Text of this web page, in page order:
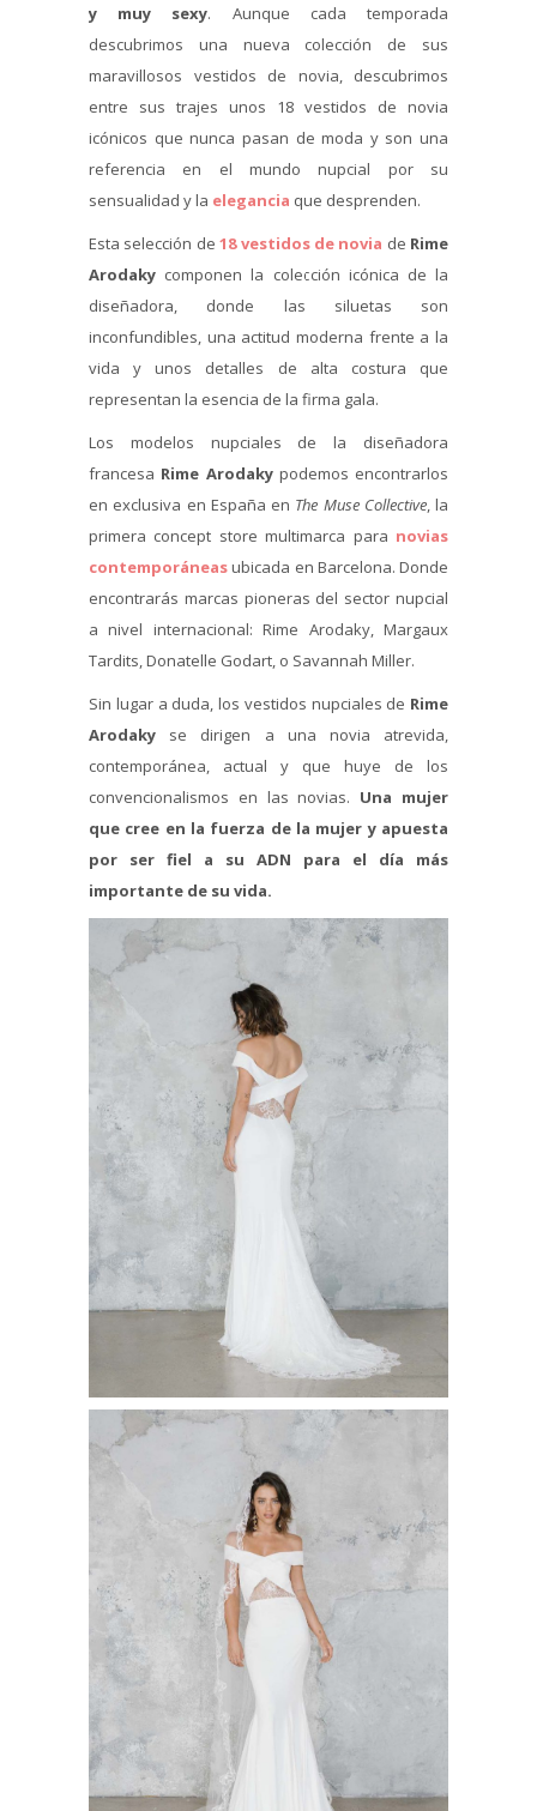
y muy sexy. Aunque cada temporada
descubrimos una nueva colección de sus
maravillosos vestidos de novia, descubrimos
entre sus trajes unos 18 vestidos de novia
icónicos que nunca pasan de moda y son una
referencia en el mundo nupcial por su
sensualidad y la elegancia que desprenden.
Esta selección de18 vestidos de novia de Rime
Arodaky componen la colección icónica de la
diseñadora, donde las siluetas son
inconfundibles, una actitud moderna frente a la
vida y unos detalles de alta costura que
representan la esencia de la firma gala.
Los modelos nupciales de la diseñadora
francesa Rime Arodakypodemos encontrarlos
en exclusiva en España en The Muse Collective, la
primera concept store multimarca para novias
contemporáneasubicada en Barcelona. Donde
encontrarás marcas pioneras del sector nupcial
a nivel internacional: Rime Arodaky, Margaux
Tardits, Donatelle Godart, o Savannah Miller.
Sin lugar a duda, los vestidos nupciales de Rime
Arodaky se dirigen a una novia atrevida,
contemporánea, actual y que huye de los
convencionalismos en las novias. Una mujer
que cree en la fuerza de la mujer y apuesta
por ser fiel a su ADN para el día más
importante de su vida.